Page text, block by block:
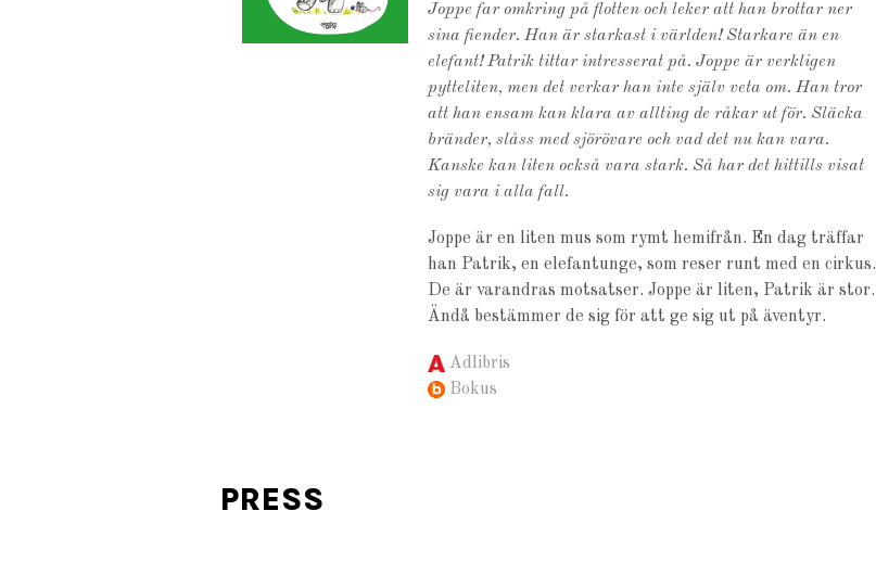
Joppe far omkring på flotten och leker att han brottar ner
sina fiender. Han är starkast i världen! Starkare än en
elefant! Patrik tittar intresserat på. Joppe är verkligen
pytteliten, men det verkar han inte själv veta om. Han tror
att han ensam kan klara av allting de råkar ut för. Släcka
bränder, slåss med sjörövare och vad det nu kan vara.
Kanske kan liten också vara stark. Så har det hittills visat
sig vara i alla fall.
Joppe är en liten mus som rymt hemifrån. En dag träffar
han Patrik, en elefantunge, som reser runt med en cirkus.
De är varandras motsatser. Joppe är liten, Patrik är stor.
Ändå bestämmer de sig för att ge sig ut på äventyr.
Adlibris
Bokus
PRESS